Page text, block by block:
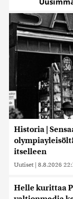
Historia |
itselleen
Uutiset | 8.8.2026
Helle kurittaa